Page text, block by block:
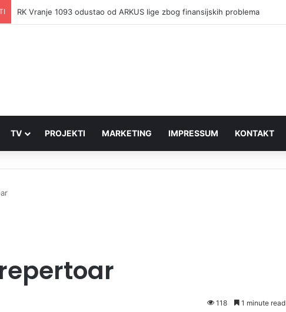
RK Vranje 1093 odustao od ARKUS lige zbog finansijskih problema
TV PROJEKTI MARKETING IMPRESSUM KONTAKT
118 1 minute read